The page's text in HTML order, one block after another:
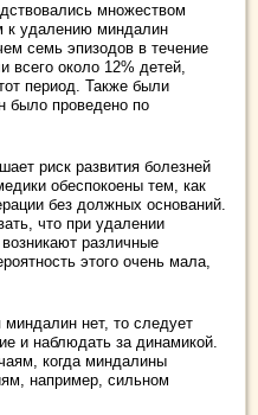
множеством
к удалению миндалин
семь эпизодов в течение
всего около 12% детей,
период. Также были
было проведено по
риск развития болезней
обеспокоены тем, как
без должных оснований.
что при удалении
различные
этого очень мала,
нет, то следует
и наблюдать за динамикой.
когда миндалины
например, сильном